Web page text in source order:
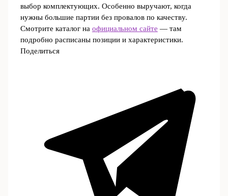
выбор комплектующих. Особенно выручают, когда
нужны большие партии без провалов по качеству.
Смотрите каталог на официальном сайте — там
подробно расписаны позиции и характеристики.
Поделиться